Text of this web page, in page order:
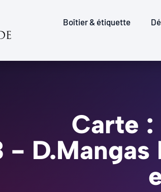
Boîtier & étiquette
Carte
-